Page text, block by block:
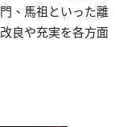
、馬祖といった離
良や充実を各方面